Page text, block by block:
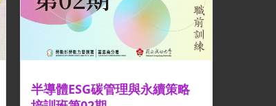
半導體ESG碳管理與永續策略